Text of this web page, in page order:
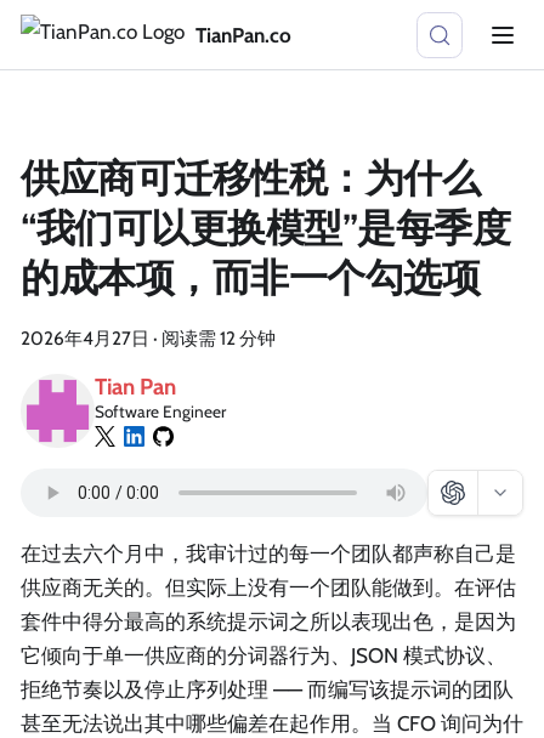
TianPan.co
供应商可迁移性税：为什么
“我们可以更换模型”是每季度
的成本项，而非一个勾选项
2026年4月27日 · 阅读需 12 分钟
Tian Pan
Software Engineer
在过去六个月中，我审计过的每一个团队都声称自己是
供应商无关的。但实际上没有一个团队能做到。在评估
套件中得分最高的系统提示词之所以表现出色，是因为
它倾向于单一供应商的分词器行为、JSON 模式协议、
拒绝节奏以及停止序列处理 —— 而编写该提示词的团队
甚至无法说出其中哪些偏差在起作用。当 CFO 询问为什